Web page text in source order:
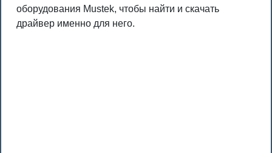
оборудования Mustek, чтобы найти и скачать
драйвер именно для него.